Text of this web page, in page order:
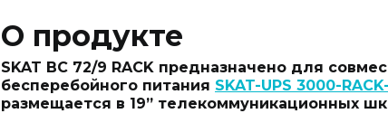
О продукте
SKAT BC 72/9 RACK предназначено для
бесперебойного питания SKAT-UPS 3000-
размещается в 19” телекоммуникационных